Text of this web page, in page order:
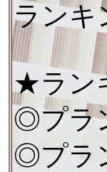
ランキ
★ラン
◎プラ
◎プラ